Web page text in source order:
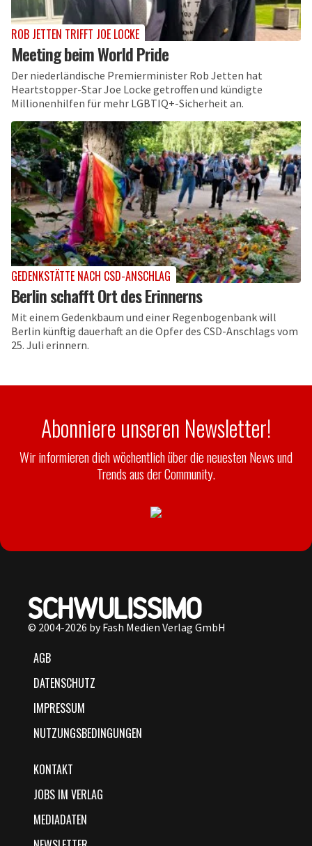
ROB JETTEN TRIFFT JOE LOCKE
Meeting beim World Pride
Der niederländische Premierminister Rob Jetten hat
Heartstopper-Star Joe Locke getroffen und kündigte
Millionenhilfen für mehr LGBTIQ+-Sicherheit an.
GEDENKSTÄTTE NACH CSD-ANSCHLAG
Berlin schafft Ort des Erinnerns
Mit einem Gedenkbaum und einer Regenbogenbank will
Berlin künftig dauerhaft an die Opfer des CSD-Anschlags vom
25. Juli erinnern.
Abonniere unseren Newsletter!
Wir informieren dich wöchentlich über die neuesten News und
Trends aus der Community.
© 2004-2026 by Fash Medien Verlag GmbH
AGB
DATENSCHUTZ
IMPRESSUM
NUTZUNGSBEDINGUNGEN
KONTAKT
JOBS IM VERLAG
MEDIADATEN